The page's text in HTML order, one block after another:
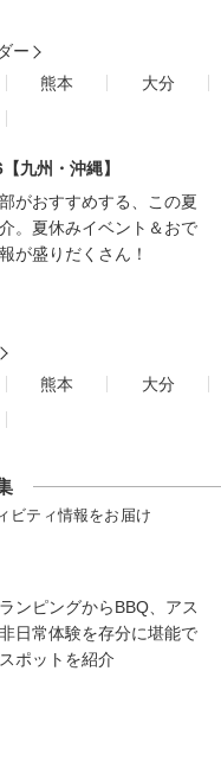
ー
熊本
大分
九州・沖縄】
がおすすめする、この夏
。夏休みイベント＆おで
が盛りだくさん！
熊本
大分
ビティ情報をお届け
ンピングからBBQ、アス
日常体験を存分に堪能で
ポットを紹介